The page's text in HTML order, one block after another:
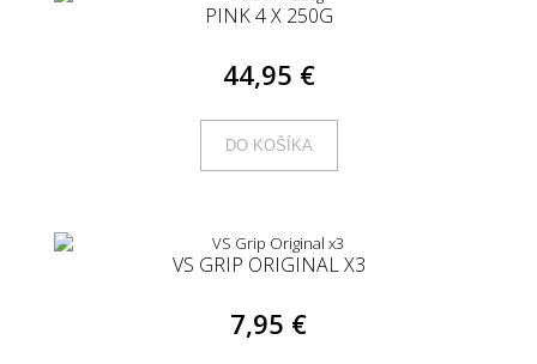
PINK 4 X 250G
44,95 €
DO KOŠÍKA
VS GRIP ORIGINAL X3
7,95 €